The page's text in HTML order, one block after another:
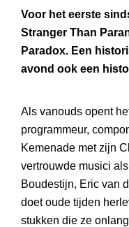
Voor het eerste
Stranger Than
Paradox. Een
avond ook een
Als vanouds opent
programmeur,
Kemenade met zijn
vertrouwde musici
Boudestijn, Eric van
doet oude tijden
stukken die ze